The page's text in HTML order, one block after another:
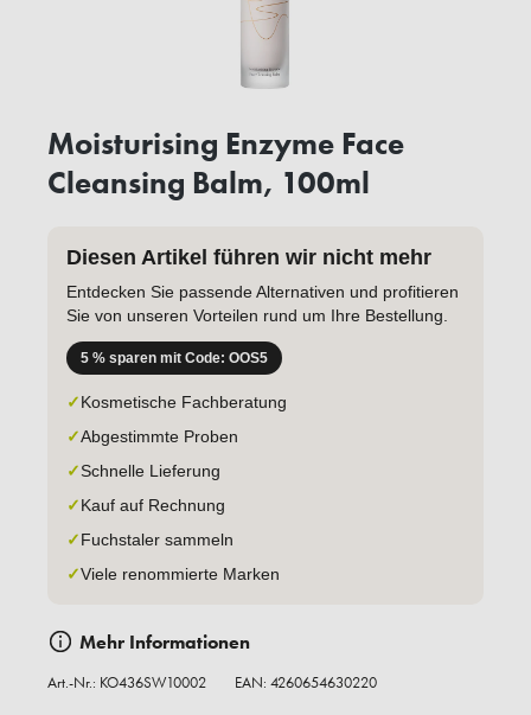
Moisturising Enzyme Face
Cleansing Balm, 100ml
Diesen Artikel führen wir nicht mehr
Entdecken Sie passende Alternativen und profitieren
Sie von unseren Vorteilen rund um Ihre Bestellung.
5 % sparen mit Code: OOS5
✓Kosmetische Fachberatung
✓Abgestimmte Proben
✓Schnelle Lieferung
✓Kauf auf Rechnung
✓Fuchstaler sammeln
✓Viele renommierte Marken
Mehr Informationen
Art.-Nr.: KO436SW10002 EAN: 4260654630220